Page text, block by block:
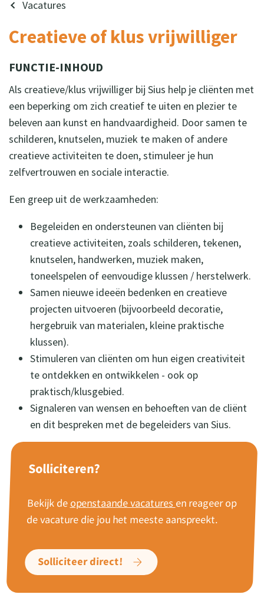
Vacatures
Creatieve of klus vrijwilliger
FUNCTIE-INHOUD
Als creatieve/klus vrijwilliger bij Sius help je cliënten met
een beperking om zich creatief te uiten en plezier te
beleven aan kunst en handvaardigheid. Door samen te
schilderen, knutselen, muziek te maken of andere
creatieve activiteiten te doen, stimuleer je hun
zelfvertrouwen en sociale interactie.
Een greep uit de werkzaamheden:
Begeleiden en ondersteunen van cliënten bij
creatieve activiteiten, zoals schilderen, tekenen,
knutselen, handwerken, muziek maken,
toneelspelen of eenvoudige klussen / herstelwerk.
Samen nieuwe ideeën bedenken en creatieve
projecten uitvoeren (bijvoorbeeld decoratie,
hergebruik van materialen, kleine praktische
klussen).
Stimuleren van cliënten om hun eigen creativiteit
te ontdekken en ontwikkelen - ook op
praktisch/klusgebied.
Signaleren van wensen en behoeften van de cliënt
en dit bespreken met de begeleiders van Sius.
Solliciteren?
Bekijk de openstaande vacatures en reageer op
de vacature die jou het meeste aanspreekt.
Solliciteer direct!